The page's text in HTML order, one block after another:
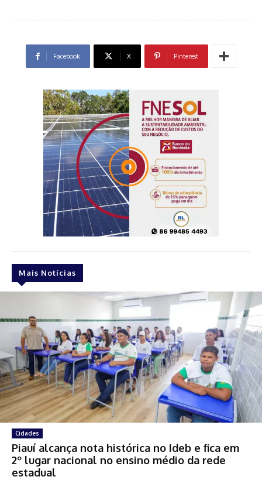
Facebook X Pinterest
Mais Notícias
Cidades
Piauí alcança nota histórica no Ideb e fica em
2º lugar nacional no ensino médio da rede
estadual